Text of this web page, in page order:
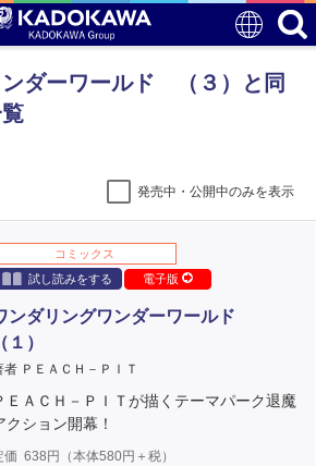
ンダーワールド （３）と同
発売中・公開中のみを表示
コミックス
試し読みをする
電子版
ンダリングワンダーワールド
（１）
者 ＰＥＡＣＨ－ＰＩＴ
ＥＡＣＨ－ＰＩＴが描くテーマパーク退魔
クション開幕！
価 638 円（本体580円＋税）